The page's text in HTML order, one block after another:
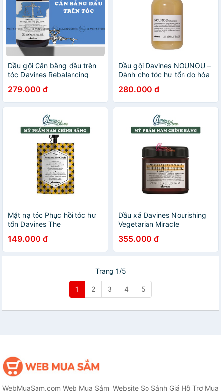
Dầu gội Cân bằng dầu trên
tóc Davines Rebalancing
279.000 đ
Dầu gội Davines NOUNOU –
Dành cho tóc hư tổn do hóa
280.000 đ
Mặt nạ tóc Phục hồi tóc hư
tổn Davines The
149.000 đ
Dầu xả Davines Nourishing
Vegetarian Miracle
355.000 đ
Trang 1/5
1 2 3 4 5
WebMuaSam.com Web Mua Sắm, Website So Sánh Giá Hỗ Trợ Mua